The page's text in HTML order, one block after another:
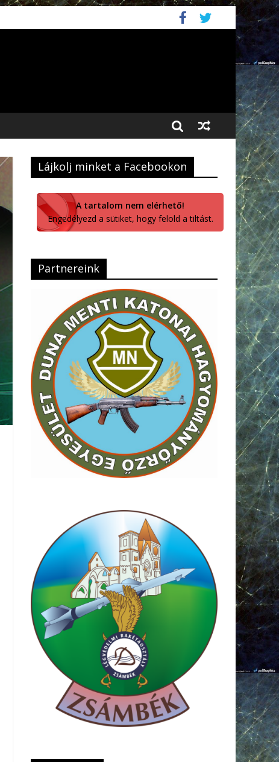
Lájkolj minket a Facebookon
A tartalom nem elérhető!
Engedélyezd a sütiket, hogy felold a tiltást.
Partnereink